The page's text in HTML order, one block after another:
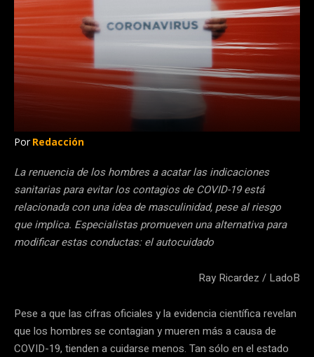
Por Redacción
La renuencia de los hombres a acatar las indicaciones
sanitarias para evitar los contagios de COVID-19 está
relacionada con una idea de masculinidad, pese al riesgo
que implica. Especialistas promueven una alternativa para
modificar estas conductas: el autocuidado
Ray Ricardez / LadoB
Pese a que las cifras oficiales y la evidencia científica revelan
que los hombres se contagian y mueren más a causa de
COVID-19, tienden a cuidarse menos. Tan sólo en el estado